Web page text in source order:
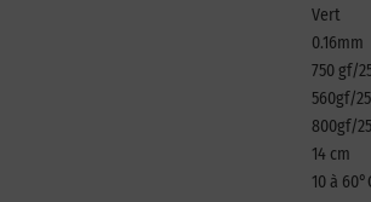
Vert
0.16mm
750 gf/
560gf/
800gf/
14 cm
10 à